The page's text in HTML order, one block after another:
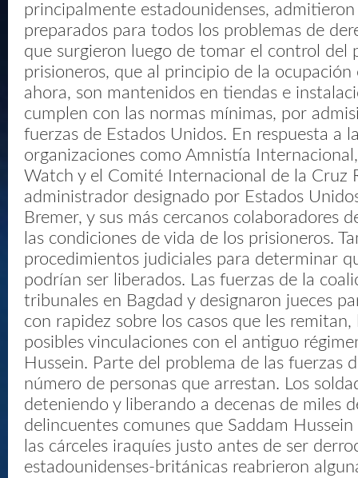
principalmente estadounidenses,
preparados para todos los problemas de
que surgieron luego de tomar el control del
prisioneros, que al principio de la ocupación
ahora, son mantenidos en tiendas e
cumplen con las normas mínimas, por
fuerzas de Estados Unidos. En respuesta a
organizaciones como Amnistía
Watch y el Comité Internacional de la Cruz
administrador designado por Estados
Bremer, y sus más cercanos colaboradores
las condiciones de vida de los prisioneros.
procedimientos judiciales para determinar
podrían ser liberados. Las fuerzas de la
tribunales en Bagdad y designaron jueces
con rapidez sobre los casos que les
posibles vinculaciones con el antiguo
Hussein. Parte del problema de las fuerzas
número de personas que arrestan. Los
deteniendo y liberando a decenas de miles
delincuentes comunes que Saddam
las cárceles iraquíes justo antes de ser
estadounidenses-británicas reabrieron